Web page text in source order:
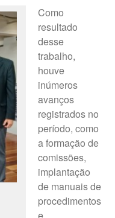
Como
resultado
desse
trabalho,
houve
inúmeros
avanços
registrados no
período, como
a formação de
comissões,
implantação
de manuais de
procedimentos
e,